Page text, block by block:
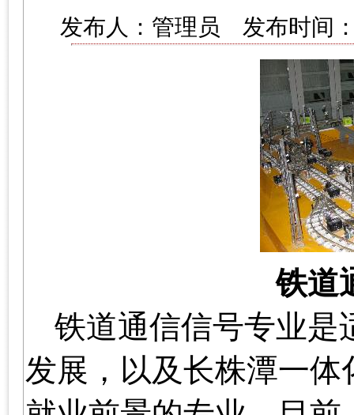
发布人：管理员 发布时间
铁道
铁道通信信号专业是
发展，以及长株潭一